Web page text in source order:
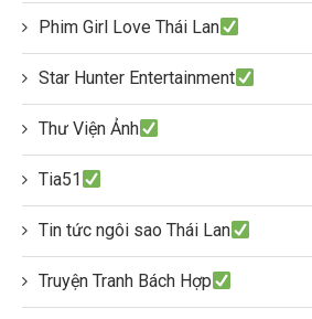
Phim Girl Love Thái Lan
Star Hunter Entertainment
Thư Viện Ảnh
Tia51
Tin tức ngôi sao Thái Lan
Truyện Tranh Bách Hợp